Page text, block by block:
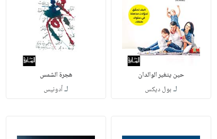
حين يتغير الوالدان
لـ بول ديكس
هجرة الشمس
لـأدونيس